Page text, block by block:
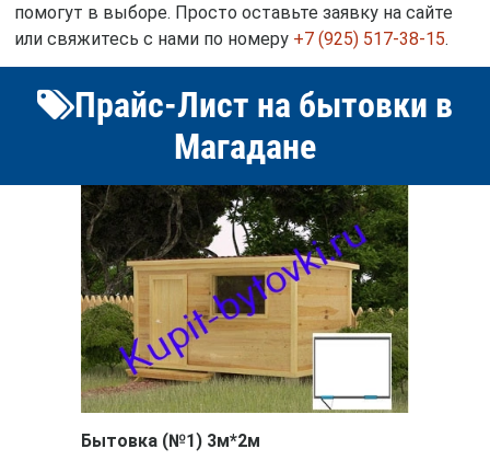
помогут в выборе. Просто оставьте заявку на сайте
или свяжитесь с нами по номеру +7 (925) 517-38-15.
Прайс-Лист на бытовки в
Магадане
Бытовка (№1) 3м*2м